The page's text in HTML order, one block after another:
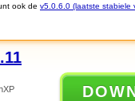
ook de v5.0.6.0 (laatste stabiele